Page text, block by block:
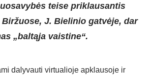
teise priklausantis
J. Bielinio gatvėje, dar
„baltąja vaistine“.
dalyvauti virtualioje apklausoje ir